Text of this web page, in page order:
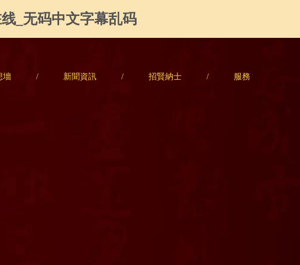
_无码中文字幕乱码
墻 / 新聞資訊 / 招賢納士 /
服務